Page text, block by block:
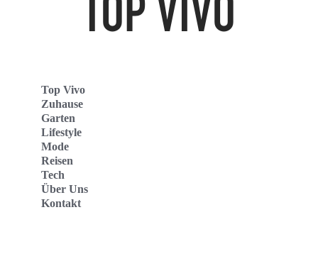
Top Vivo
Zuhause
Garten
Lifestyle
Mode
Reisen
Tech
Über Uns
Kontakt